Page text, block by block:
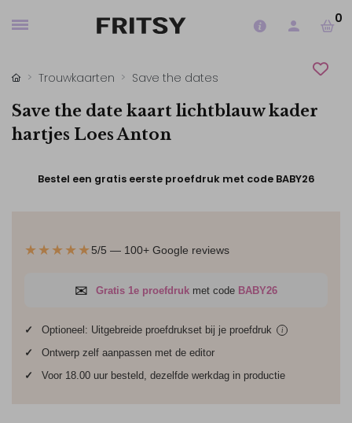
0
Trouwkaarten Save the dates
Save the date kaart lichtblauw kader
hartjes Loes Anton
Bestel een gratis eerste proefdruk met code BABY26
★★★★★5/5 — 100+ Google reviews
✉ Gratis 1e proefdruk met code BABY26
✓ Optioneel: Uitgebreide proefdrukset bij je proefdruk i
✓
Ontwerp zelf aanpassen met de editor
✓
Voor 18.00 uur besteld, dezelfde werkdag in productie